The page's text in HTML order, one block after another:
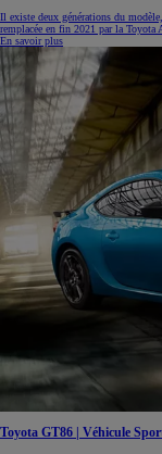
Il existe deux générations du
remplacée en fin 2021 par la Toyota
En savoir plus
Toyota GT86 | Véhicule